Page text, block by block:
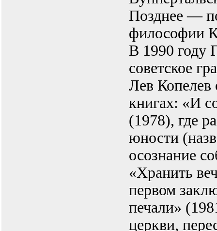
Позднее —
философии
В 1990 году
советское
Лев Копелев
книгах: «И
(1978), где
юности
осознание
«Хранить
первом
печали»
церкви,